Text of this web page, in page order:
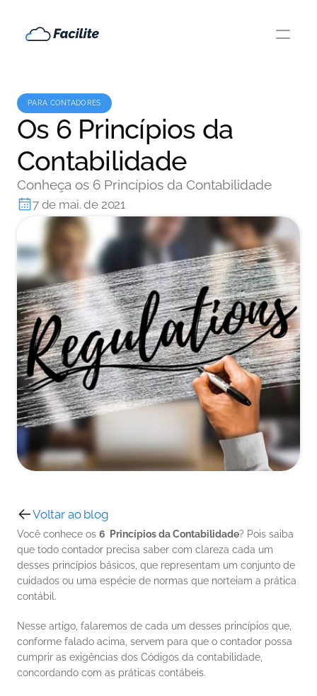
PARA CONTADORES
Os 6 Princípios da
Contabilidade
Conheça os 6 Princípios da Contabilidade
7 de mai. de 2021
Voltar ao blog
Você conhece os 6  Princípios da Contabilidade? Pois saiba
que todo contador precisa saber com clareza cada um
desses princípios básicos, que representam um conjunto de
cuidados ou uma espécie de normas que norteiam a prática
contábil.
Nesse artigo, falaremos de cada um desses princípios que,
conforme falado acima, servem para que o contador possa
cumprir as exigências dos Códigos da contabilidade,
concordando com as práticas contábeis.